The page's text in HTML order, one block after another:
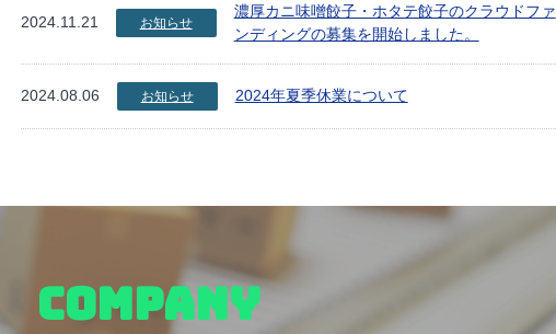
2024.11.21 お知らせ
濃厚カニ味噌餃子・ホタテ餃子のクラウドファ
ンディングの募集を開始しました。
2024.08.06 お知らせ 2024年夏季休業について
COMPANY